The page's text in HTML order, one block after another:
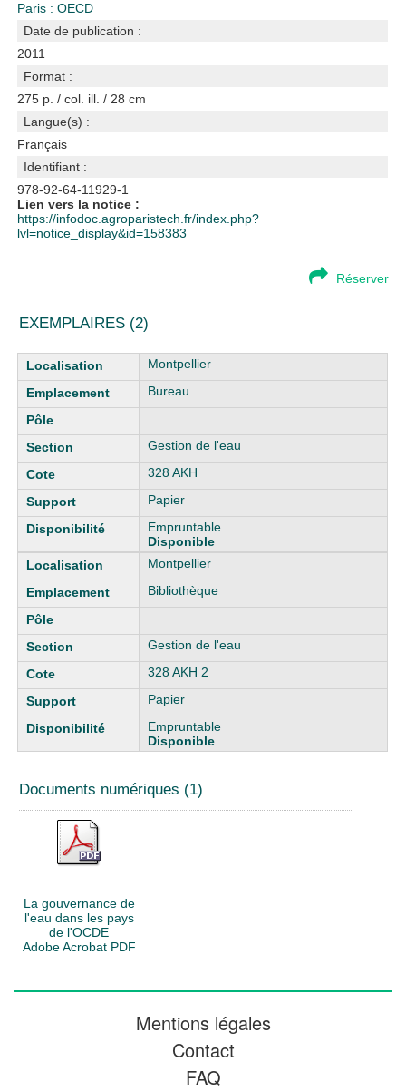
Paris : OECD
Date de publication :
2011
Format :
275 p. / col. ill. / 28 cm
Langue(s) :
Français
Identifiant :
978-92-64-11929-1
Lien vers la notice :
https://infodoc.agroparistech.fr/index.php?
lvl=notice_display&id=158383
Réserver
EXEMPLAIRES (2)
Liste des exemplaires
Montpellier
Bureau
Gestion de l'eau
328 AKH
Papier
Empruntable
Disponible
Montpellier
Bibliothèque
Gestion de l'eau
328 AKH 2
Papier
Empruntable
Disponible
Documents numériques (1)
La gouvernance de
l'eau dans les pays
de l'OCDE
Adobe Acrobat PDF
Mentions légales
Contact
FAQ